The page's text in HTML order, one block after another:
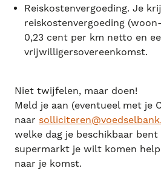
Reiskostenvergoeding. Je
reiskostenvergoeding
0,23 cent per km netto en
vrijwilligersovereenkomst.
Niet twijfelen, maar doen!
Meld je aan (eventueel met je
naar
welke dag je beschikbaar
supermarkt je wilt komen
naar je komst.